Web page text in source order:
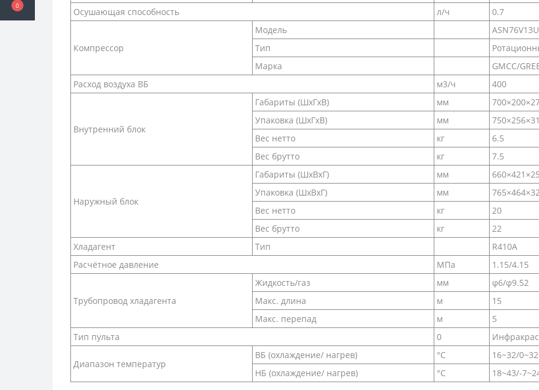
0
Осушающая способность
л/ч 0.7
Компрессор
Модель
Тип
Марка
GMCC/
Расход воздуха ВБ
м3/ч 400
Внутренний блок
Габариты (ШxГxВ) мм
Упаковка (ШxГxВ)
мм
Вес нетто
кг
6.5
Вес брутто
кг 7.5
Наружный блок
Габариты (ШxВxГ) мм
Упаковка (ШxВxГ)
мм
Вес нетто
кг
20
Вес брутто
кг
22
Хладагент
Тип
R410A
Расчётное давление
МПа 1.15/4.15
Трубопровод хладагента
Жидкость/газ мм
φ6/φ9.52
Макс. длина
м
15
Макс. перепад
м
5
Тип пульта
0
Диапазон температур
ВБ (охлаждение/ нагрев) °C
16~32/0~32
НБ (охлаждение/ нагрев)
°C 18~43/-